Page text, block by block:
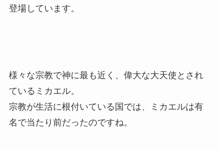
登場しています。
様々な宗教で神に最も近く、偉大な大天使とされ
ているミカエル。
宗教が生活に根付いている国では、ミカエルは有
名で当たり前だったのですね。